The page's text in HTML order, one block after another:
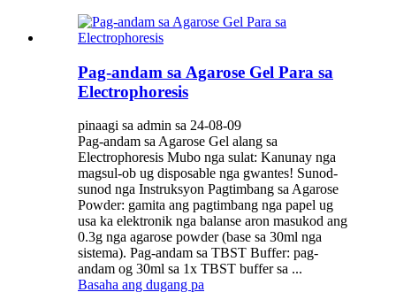
Pag-andam sa Agarose Gel Para sa
Electrophoresis
pinaagi sa admin sa 24-08-09
Pag-andam sa Agarose Gel alang sa
Electrophoresis Mubo nga sulat: Kanunay nga
magsul-ob ug disposable nga gwantes! Sunod-
sunod nga Instruksyon Pagtimbang sa Agarose
Powder: gamita ang pagtimbang nga papel ug
usa ka elektronik nga balanse aron masukod ang
0.3g nga agarose powder (base sa 30ml nga
sistema). Pag-andam sa TBST Buffer: pag-
andam og 30ml sa 1x TBST buffer sa ...
Basaha ang dugang pa